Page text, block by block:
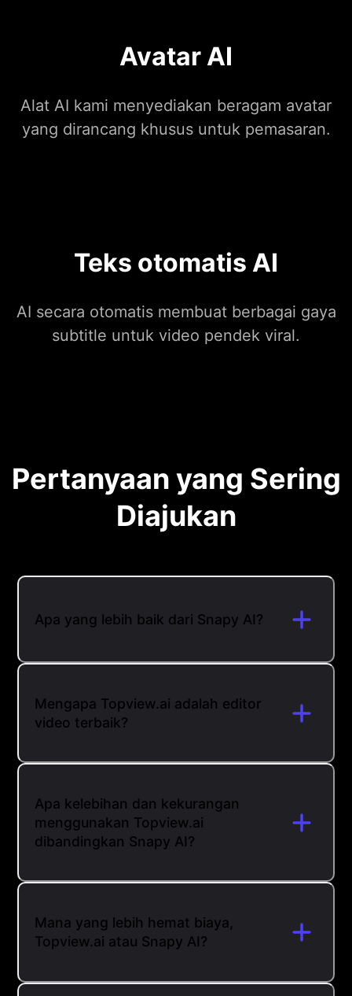
Avatar AI
Alat AI kami menyediakan beragam avatar
yang dirancang khusus untuk pemasaran.
Teks otomatis AI
AI secara otomatis membuat berbagai gaya
subtitle untuk video pendek viral.
Pertanyaan yang Sering
Diajukan
Apa yang lebih baik dari Snapy AI?
Mengapa Topview.ai adalah editor
video terbaik?
Apa kelebihan dan kekurangan
menggunakan Topview.ai
dibandingkan Snapy AI?
Mana yang lebih hemat biaya,
Topview.ai atau Snapy AI?